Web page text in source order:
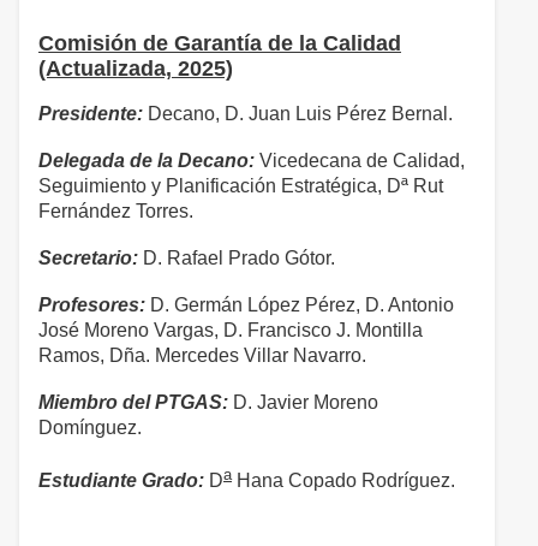
Comisión de Garantía de la Calidad
(Actualizada, 2025)
Presidente: Decano, D. Juan Luis Pérez Bernal.
Delegada de la Decano: Vicedecana de Calidad,
Seguimiento y Planificación Estratégica, Dª Rut
Fernández Torres.
Secretario: D. Rafael Prado Gótor.
Profesores: D. Germán López Pérez, D. Antonio
José Moreno Vargas, D. Francisco J. Montilla
Ramos, Dña. Mercedes Villar Navarro.
Miembro del PTGAS: D. Javier Moreno
Domínguez.
Estudiante Grado: DaHana Copado Rodríguez.